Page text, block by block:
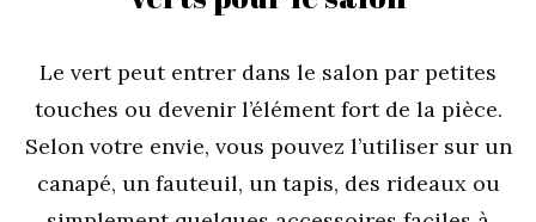
Le vert peut entrer dans le salon par petites
touches ou devenir l’élément fort de la pièce.
Selon votre envie, vous pouvez l’utiliser sur un
canapé, un fauteuil, un tapis, des rideaux ou